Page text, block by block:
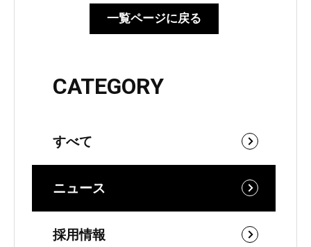
一覧ページに戻る
CATEGORY
すべて
ニュース
採用情報